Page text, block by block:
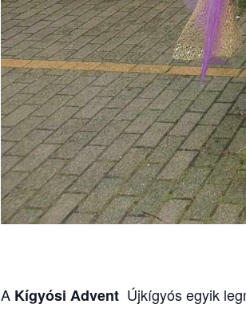
A Kígyósi Advent Újkígyós egyik